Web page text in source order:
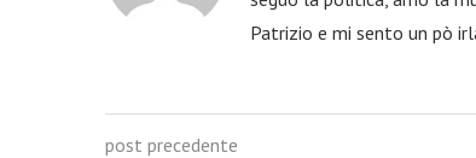
Patrizio e mi sento un pò
post precedente